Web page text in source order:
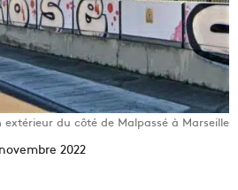
extérieur du côté de Malpassé à Marseille
2022